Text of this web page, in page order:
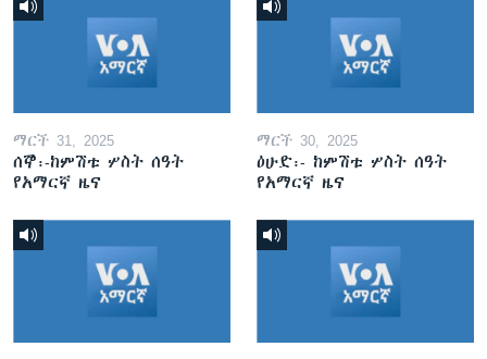
ማርች 31, 2025
ሰኞ፡-ከምሽቱ ሦስት ሰዓት
የአማርኛ ዜና
ማርች 30, 2025
ዕሁድ፡- ከምሽቱ ሦስት ሰዓት
የአማርኛ ዜና